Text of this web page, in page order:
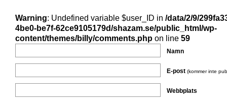
Warning: Undefined variable $user_ID in /data/2/9/
4be0-be7f-62ce9105179d/shazam.se/public_html/wp-
content/themes/billy/comments.php on line 59
Namn
E-post (kommer inte
Webbplats